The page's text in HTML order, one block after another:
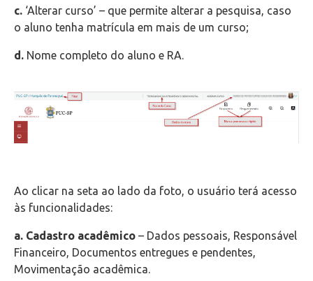
c. ‘Alterar curso’ – que permite alterar a pesquisa, caso
o aluno tenha matrícula em mais de um curso;
d. Nome completo do aluno e RA.
Ao clicar na seta ao lado da foto, o usuário terá acesso
às funcionalidades:
a. Cadastro acadêmico – Dados pessoais, Responsável
Financeiro, Documentos entregues e pendentes,
Movimentação acadêmica.